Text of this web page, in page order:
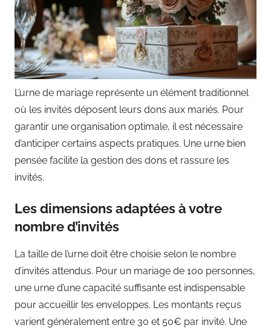
L’urne de mariage représente un élément traditionnel
où les invités déposent leurs dons aux mariés. Pour
garantir une organisation optimale, il est nécessaire
d’anticiper certains aspects pratiques. Une urne bien
pensée facilite la gestion des dons et rassure les
invités.
Les dimensions adaptées à votre
nombre d’invités
La taille de l’urne doit être choisie selon le nombre
d’invités attendus. Pour un mariage de 100 personnes,
une urne d’une capacité suffisante est indispensable
pour accueillir les enveloppes. Les montants reçus
varient généralement entre 30 et 50€ par invité. Une